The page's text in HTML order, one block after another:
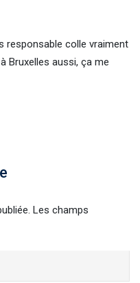
responsable colle vraiment
Bruxelles aussi, ça me
Les champs